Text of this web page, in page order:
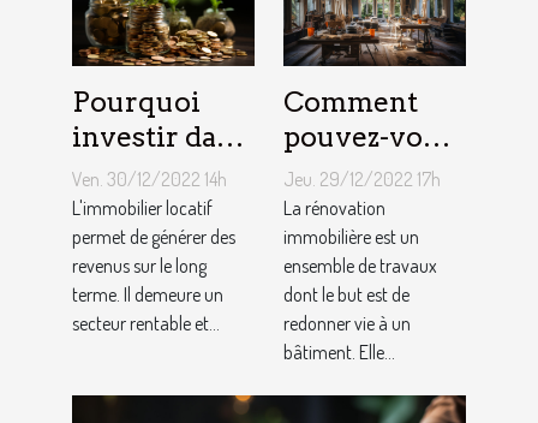
Pourquoi
investir dans
l'immobilier
?
Ven. 30/12/2022 14h
L'immobilier locatif
permet de générer des
revenus sur le long
terme. Il demeure un
secteur rentable et...
Comment
pouvez-vous
faire une
rénovation
immobilière
?
Jeu. 29/12/2022 17h
La rénovation
immobilière est un
ensemble de travaux
dont le but est de
redonner vie à un
bâtiment. Elle...